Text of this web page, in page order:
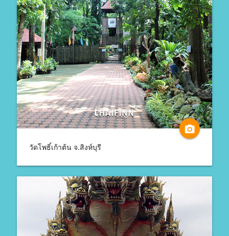
camera_alt
วัดโพธิ์เก้าต้น จ.สิงห์บุรี